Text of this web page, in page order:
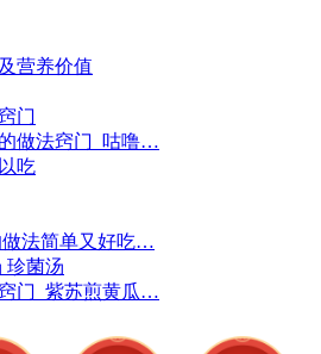
营养价值
门
做法窍门_咕噜…
吃
法简单又好吃…
珍菌汤
门_紫苏煎黄瓜…